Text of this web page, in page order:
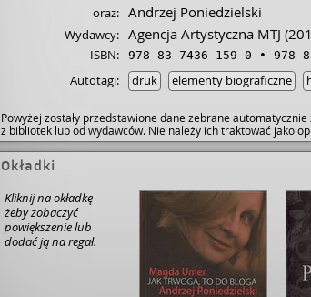
oraz: Andrzej Poniedzielski
Wydawcy: Agencja Artystyczna MTJ
ISBN: 978-83-7436-159-0 978-
Autotagi: druk elementy biograficzne
Powyżej zostały przedstawione dane zebrane
z bibliotek lub od wydawców. Nie należy ich traktować jako
Okładki
Kliknij na okładkę
żeby zobaczyć
powiększenie lub
dodać ją na regał.